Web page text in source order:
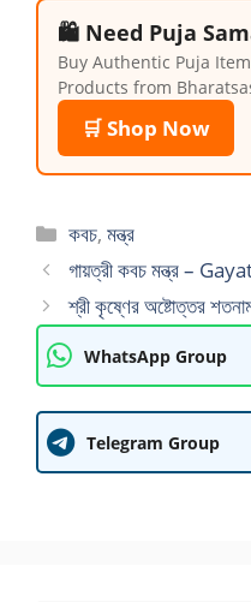
🛍️ Need Puja
Buy Authentic Puja
Products from
🛒 Shop Now
Categories
কবচ,মন্ত্র
গায়ত্রী কবচ মন্ত্র –
শ্রী কৃষ্ণের অষ্টোত্তর
WhatsApp Group
Telegram Group